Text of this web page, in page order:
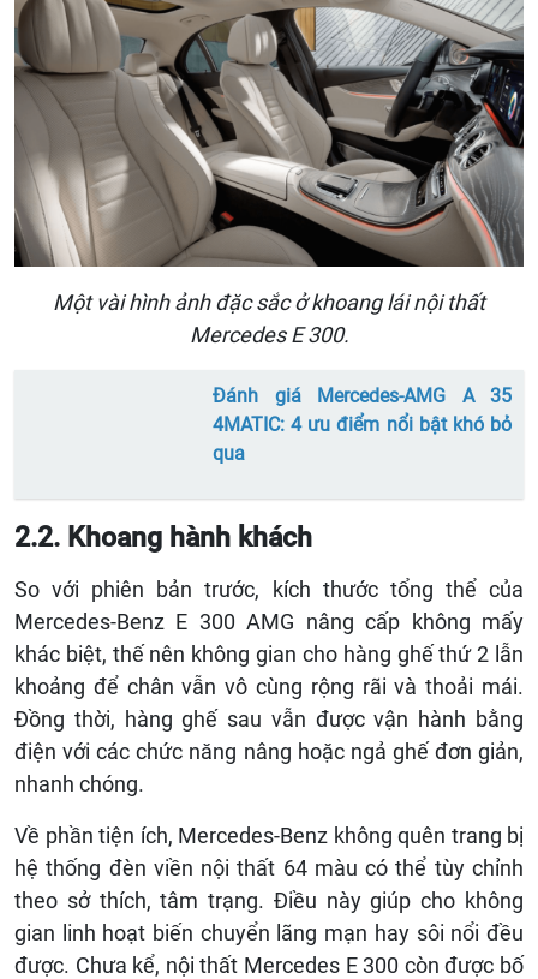
Một vài hình ảnh đặc sắc ở khoang lái nội thất
Mercedes E 300.
Đánh giá Mercedes-AMG A 35
4MATIC: 4 ưu điểm nổi bật khó bỏ
qua
2.2. Khoang hành khách
So với phiên bản trước, kích thước tổng thể của
Mercedes-Benz E 300 AMG nâng cấp không mấy
khác biệt, thế nên không gian cho hàng ghế thứ 2 lẫn
khoảng để chân vẫn vô cùng rộng rãi và thoải mái.
Đồng thời, hàng ghế sau vẫn được vận hành bằng
điện với các chức năng nâng hoặc ngả ghế đơn giản,
nhanh chóng.
Về phần tiện ích, Mercedes-Benz không quên trang bị
hệ thống đèn viền nội thất 64 màu có thể tùy chỉnh
theo sở thích, tâm trạng. Điều này giúp cho không
gian linh hoạt biến chuyển lãng mạn hay sôi nổi đều
được. Chưa kể, nội thất Mercedes E 300 còn được bố